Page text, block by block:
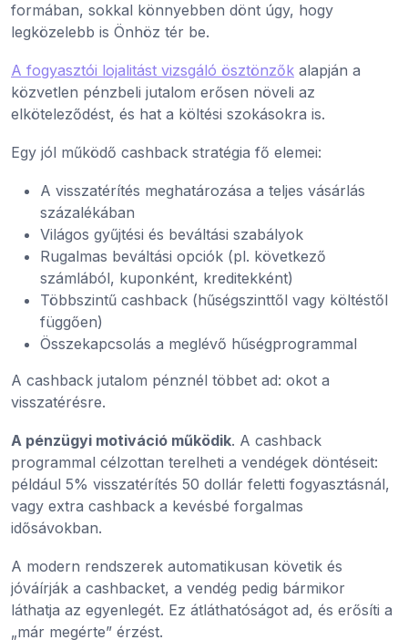
formában, sokkal könnyebben dönt úgy, hogy
legközelebb is Önhöz tér be.
A fogyasztói lojalitást vizsgáló ösztönzők alapján a
közvetlen pénzbeli jutalom erősen növeli az
elköteleződést, és hat a költési szokásokra is.
Egy jól működő cashback stratégia fő elemei:
A visszatérítés meghatározása a teljes vásárlás
százalékában
Világos gyűjtési és beváltási szabályok
Rugalmas beváltási opciók (pl. következő
számlából, kuponként, kreditekként)
Többszintű cashback (hűségszinttől vagy költéstől
függően)
Összekapcsolás a meglévő hűségprogrammal
A cashback jutalom pénznél többet ad: okot a
visszatérésre.
A pénzügyi motiváció működik. A cashback
programmal célzottan terelheti a vendégek döntéseit:
például 5% visszatérítés 50 dollár feletti fogyasztásnál,
vagy extra cashback a kevésbé forgalmas
idősávokban.
A modern rendszerek automatikusan követik és
jóváírják a cashbacket, a vendég pedig bármikor
láthatja az egyenlegét. Ez átláthatóságot ad, és erősíti a
„már megérte” érzést.